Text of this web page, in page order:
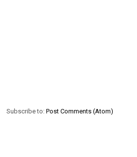
Subscribe to:Post Comments (Atom)